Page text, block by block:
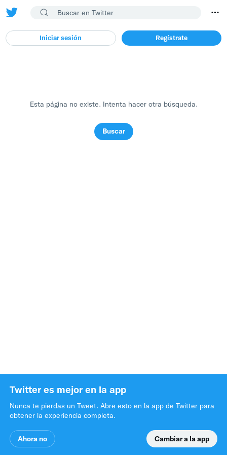
Twitter es mejor en la app
Nunca te pierdas un Tweet. Abre esto en la app de Twitter para
obtener la experiencia completa.
Ahora no Cambiar a la app
Iniciar sesión Regístrate
Esta página no existe. Intenta hacer otra búsqueda.
Buscar